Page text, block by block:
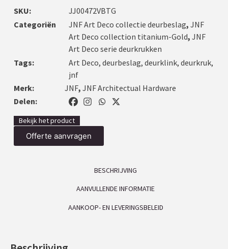
SKU:
JJ00472VBTG
Categoriën
JNF Art Deco collectie deurbeslag, JNF
Art Deco collection titanium-Gold, JNF
Art Deco serie deurkrukken
Tags:
Art Deco, deurbeslag, deurklink, deurkruk,
jnf
Merk:
JNF, JNF Architectual Hardware
Delen:
Bekijk het product
Offerte aanvragen
BESCHRIJVING
AANVULLENDE INFORMATIE
AANKOOP- EN LEVERINGSBELEID